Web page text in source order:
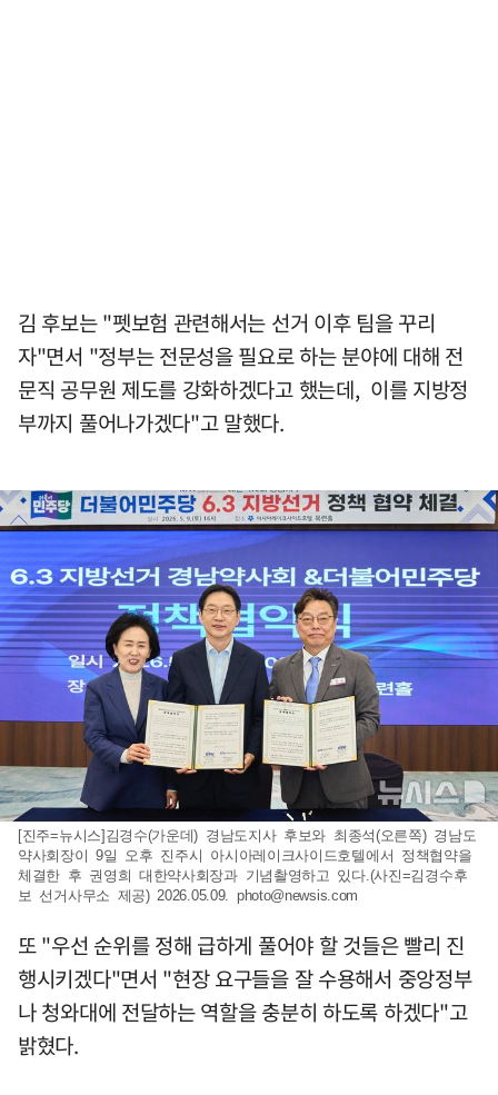
김 후보는 "펫보험 관련해서는 선거 이후 팀을 꾸리
자"면서 "정부는 전문성을 필요로 하는 분야에 대해 전
문직 공무원 제도를 강화하겠다고 했는데, 이를 지방정
부까지 풀어나가겠다"고 말했다.
[진주=뉴시스]김경수(가운데) 경남도지사 후보와 최종석(오른쪽) 경남도
약사회장이 9일 오후 진주시 아시아레이크사이드호텔에서 정책협약을
체결한 후 권영희 대한약사회장과 기념촬영하고 있다.(사진=김경수후
보 선거사무소 제공) 2026.05.09. photo@newsis.com
또 "우선 순위를 정해 급하게 풀어야 할 것들은 빨리 진
행시키겠다"면서 "현장 요구들을 잘 수용해서 중앙정부
나 청와대에 전달하는 역할을 충분히 하도록 하겠다"고
밝혔다.